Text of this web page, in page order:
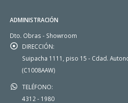
ADMINISTRACIÓN
Dto. Obras - Showroom
DIRECCIÓN:
Suipacha 1111, piso 15 - Cdad.
(C1008AAW)
TELÉFONO:
4312 - 1980